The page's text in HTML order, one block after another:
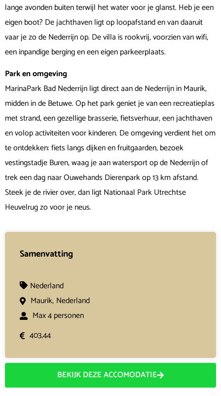
lange avonden buiten terwijl het water voor je glanst. Heb je een
eigen boot? De jachthaven ligt op loopafstand en van daaruit
vaar je zo de Nederrijn op. De villa is rookvrij, voorzien van wifi,
een inpandige berging en een eigen parkeerplaats.
Park en omgeving
MarinaPark Bad Nederrijn ligt direct aan de Nederrijn in Maurik,
midden in de Betuwe. Op het park geniet je van een recreatieplas
met strand, een gezellige brasserie, fietsverhuur, een jachthaven
en volop activiteiten voor kinderen. De omgeving verdient het om
te ontdekken: fiets langs dijken en fruitgaarden, bezoek
vestingstadje Buren, waag je aan watersport op de Nederrijn of
trek een dag naar Ouwehands Dierenpark op 13 km afstand.
Steek je de rivier over, dan ligt Nationaal Park Utrechtse
Heuvelrug zo voor je neus.
Samenvatting
Nederland
Maurik, Nederland
Max 4 personen
403,44
BEKIJK DEZE ACCOMODATIE